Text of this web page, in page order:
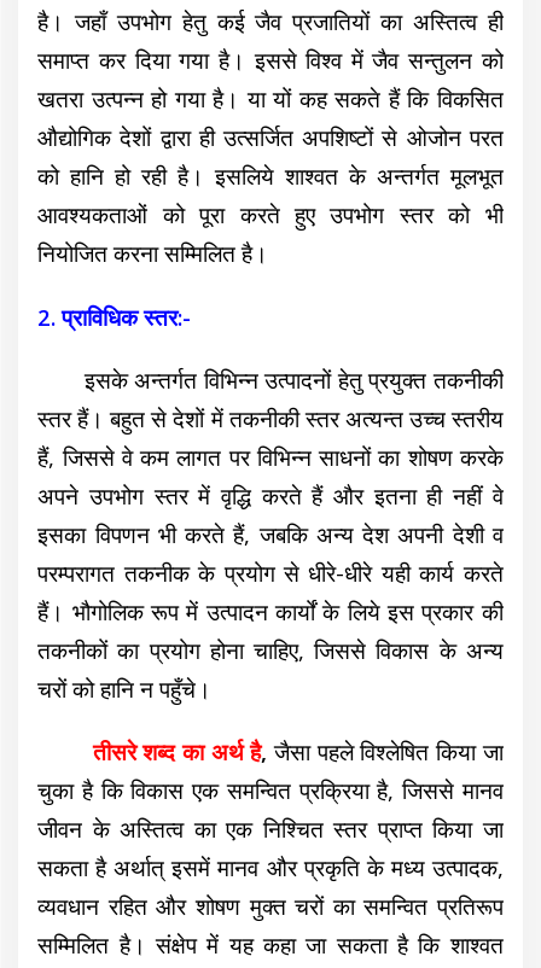
है। जहाँ उपभोग हेतु कई जैव प्रजातियों का अस्तित्व ही
समाप्त कर दिया गया है। इससे विश्व में जैव सन्तुलन को
खतरा उत्पन्न हो गया है। या यों कह सकते हैं कि विकसित
औद्योगिक देशों द्वारा ही उत्सर्जित अपशिष्टों से ओजोन परत
को हानि हो रही है। इसलिये शाश्वत के अन्तर्गत मूलभूत
आवश्यकताओं को पूरा करते हुए उपभोग स्तर को भी
नियोजित करना सम्मिलित है।
2. प्राविधिक स्तर:-
इसके अन्तर्गत विभिन्न उत्पादनों हेतु प्रयुक्त तकनीकी
स्तर हैं। बहुत से देशों में तकनीकी स्तर अत्यन्त उच्च स्तरीय
हैं, जिससे वे कम लागत पर विभिन्न साधनों का शोषण करके
अपने उपभोग स्तर में वृद्धि करते हैं और इतना ही नहीं वे
इसका विपणन भी करते हैं, जबकि अन्य देश अपनी देशी व
परम्परागत तकनीक के प्रयोग से धीरे-धीरे यही कार्य करते
हैं। भौगोलिक रूप में उत्पादन कार्यों के लिये इस प्रकार की
तकनीकों का प्रयोग होना चाहिए, जिससे विकास के अन्य
चरों को हानि न पहुँचे।
तीसरे शब्द का अर्थ है, जैसा पहले विश्लेषित किया जा
चुका है कि विकास एक समन्वित प्रक्रिया है, जिससे मानव
जीवन के अस्तित्व का एक निश्चित स्तर प्राप्त किया जा
सकता है अर्थात् इसमें मानव और प्रकृति के मध्य उत्पादक,
व्यवधान रहित और शोषण मुक्त चरों का समन्वित प्रतिरूप
सम्मिलित है। संक्षेप में यह कहा जा सकता है कि शाश्वत